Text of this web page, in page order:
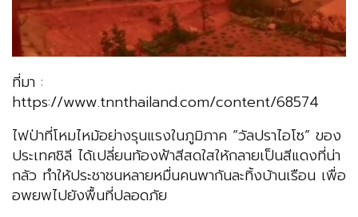
ที่มา :
https://www.tnnthailand.com/content/68574
ไฟป่าที่โหมไหม้อย่างรุนแรงในภูมิภาค “วัลปราไอโซ” ของ
ประเทศชิลี ได้เปลี่ยนท้องฟ้าสีสดใสให้กลายเป็นสีแดงที่น่า
กลัว ทำให้ประชาชนหลายหมื่นคนพากันละทิ้งบ้านเรือน เพื่อ
อพยพไปยังพื้นที่ปลอดภัย